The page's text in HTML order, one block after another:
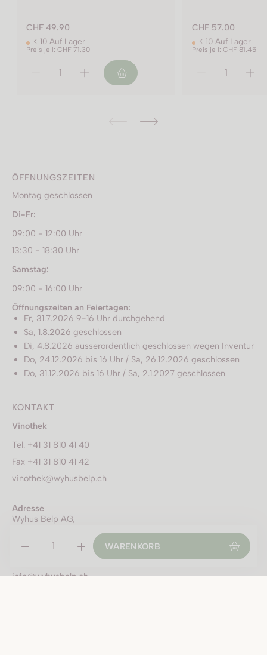
WARENKORB
CHF 49.90
< 10 Auf Lager
Preis je l: CHF 71.30
CHF 57.00
< 10 Auf Lager
Preis je l: CHF 81.45
ÖFFNUNGSZEITEN
Montag geschlossen
Di-Fr:
09:00 - 12:00 Uhr
13:30 - 18:30 Uhr
Samstag:
09:00 - 16:00 Uhr
Öffnungszeiten an Feiertagen:
Fr, 31.7.2026 9-16 Uhr durchgehend
Sa, 1.8.2026 geschlossen
Di, 4.8.2026 ausserordentlich geschlossen wegen Inventur
Do, 24.12.2026 bis 16 Uhr / Sa, 26.12.2026 geschlossen
Do, 31.12.2026 bis 16 Uhr / Sa, 2.1.2027 geschlossen
KONTAKT
Vinothek
Tel. +41 31 810 41 40
Fax +41 31 810 41 42
vinothek@wyhusbelp.ch
Adresse
Wyhus Belp AG,
Kundensupport
info@wyhusbelp.ch